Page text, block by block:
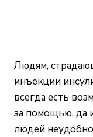
Людям,
инъекции
всегда есть
за помощью, да
людей